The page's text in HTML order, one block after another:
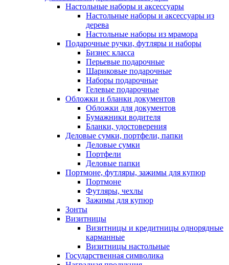
Настольные наборы и аксессуары
Настольные наборы и аксессуары из
дерева
Настольные наборы из мрамора
Подарочные ручки, футляры и наборы
Бизнес класса
Перьевые подарочные
Шариковые подарочные
Наборы подарочные
Гелевые подарочные
Обложки и бланки документов
Обложки для документов
Бумажники водителя
Бланки, удостоверения
Деловые сумки, портфели, папки
Деловые сумки
Портфели
Деловые папки
Портмоне, футляры, зажимы для купюр
Портмоне
Футляры, чехлы
Зажимы для купюр
Зонты
Визитницы
Визитницы и кредитницы однорядные
карманные
Визитницы настольные
Государственная символика